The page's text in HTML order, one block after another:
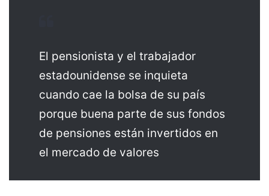
El pensionista y el trabajador
estadounidense se inquieta
cuando cae la bolsa de su país
porque buena parte de sus fondos
de pensiones están invertidos en
el mercado de valores